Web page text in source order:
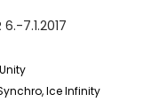
7.1.2017
Ice Infinity